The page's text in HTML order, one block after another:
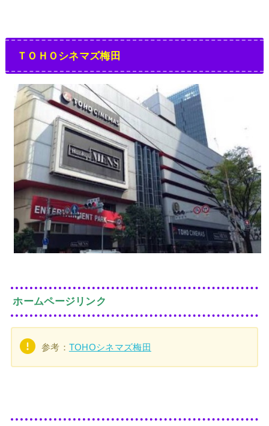
ＴＯＨＯシネマズ梅田
ホームページリンク
参考： TOHOシネマズ梅田